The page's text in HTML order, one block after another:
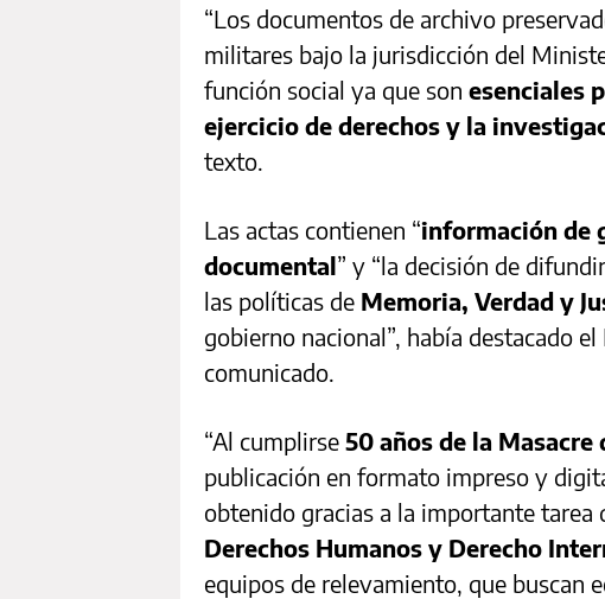
“Los documentos de archivo
militares bajo la jurisdicción del
función social ya que son esenciales
ejercicio de derechos y la
texto.
Las actas contienen “información de
documental” y “la decisión de
las políticas de Memoria, Verdad y
gobierno nacional”, había destacado
comunicado.
“Al cumplirse 50 años de la Masacre
publicación en formato impreso y
obtenido gracias a la importante tarea
Derechos Humanos y Derecho
equipos de relevamiento, que buscan